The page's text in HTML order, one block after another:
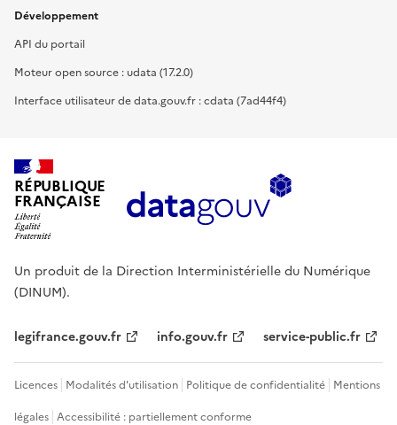
Développement
API du portail
Moteur open source : udata (17.2.0)
Interface utilisateur de data.gouv.fr : cdata (7ad44f4)
RÉPUBLIQUE
FRANÇAISE
Un produit de la Direction Interministérielle du Numérique
(DINUM).
legifrance.gouv.fr info.gouv.fr service-public.fr
Licences Modalités d'utilisation Politique de confidentialité Mentions
légales Accessibilité : partiellement conforme